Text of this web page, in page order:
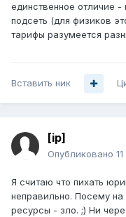
единственное отличие -
подсеть (для физиков
тарифы разумеется
Вставить ник
[ip]
Опубликовано
Я считаю что пихать
неправильно. Посему
ресурсы - зло. ;) Ни